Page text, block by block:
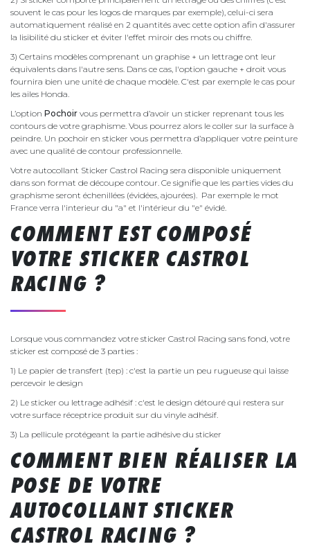
souvent le cas pour les logos de marques par exemple), celui-ci sera
automatiquement réalisé en 2 quantités avec cette option afin d'assurer
la lisibilité du sticker et éviter l'effet miroir des mots ou chiffre.
3) Certains modèles comprenant un graphise + un lettrage ont leur
équivalents dans l'autre sens. Dans ce cas, l'option gauche + droit vous
fournira bien une unité de chaque modèle. C'est par exemple le cas pour
les ailes Honda.
L’option Pochoir vous permettra d’avoir un sticker reprenant tous les
contours de votre graphisme. Vous pourrez alors le coller sur la surface à
peindre. Un pochoir en sticker vous permettra d’appliquer votre peinture
avec une qualité de contour professionnelle.
Votre autocollant Sticker Castrol Racing sera disponible uniquement
dans son format de découpe contour. Ce signifie que les parties vides du
graphisme seront échenillées (évidées, ajourées). Par exemple le mot
France verra l'interieur du "a" et l'intérieur du "e" évidé.
COMMENT EST COMPOSÉ
VOTRE STICKER CASTROL
RACING ?
Lorsque vous commandez votre sticker Castrol Racing sans fond, votre
sticker est composé de 3 parties :
1) Le papier de transfert (tep) : c'est la partie un peu rugueuse qui laisse
percevoir le design
2) Le sticker ou lettrage adhésif : c'est le design détouré qui restera sur
votre surface réceptrice produit sur du vinyle adhésif.
3) La pellicule protégeant la partie adhésive du sticker
COMMENT BIEN RÉALISER LA
POSE DE VOTRE
AUTOCOLLANT STICKER
CASTROL RACING ?